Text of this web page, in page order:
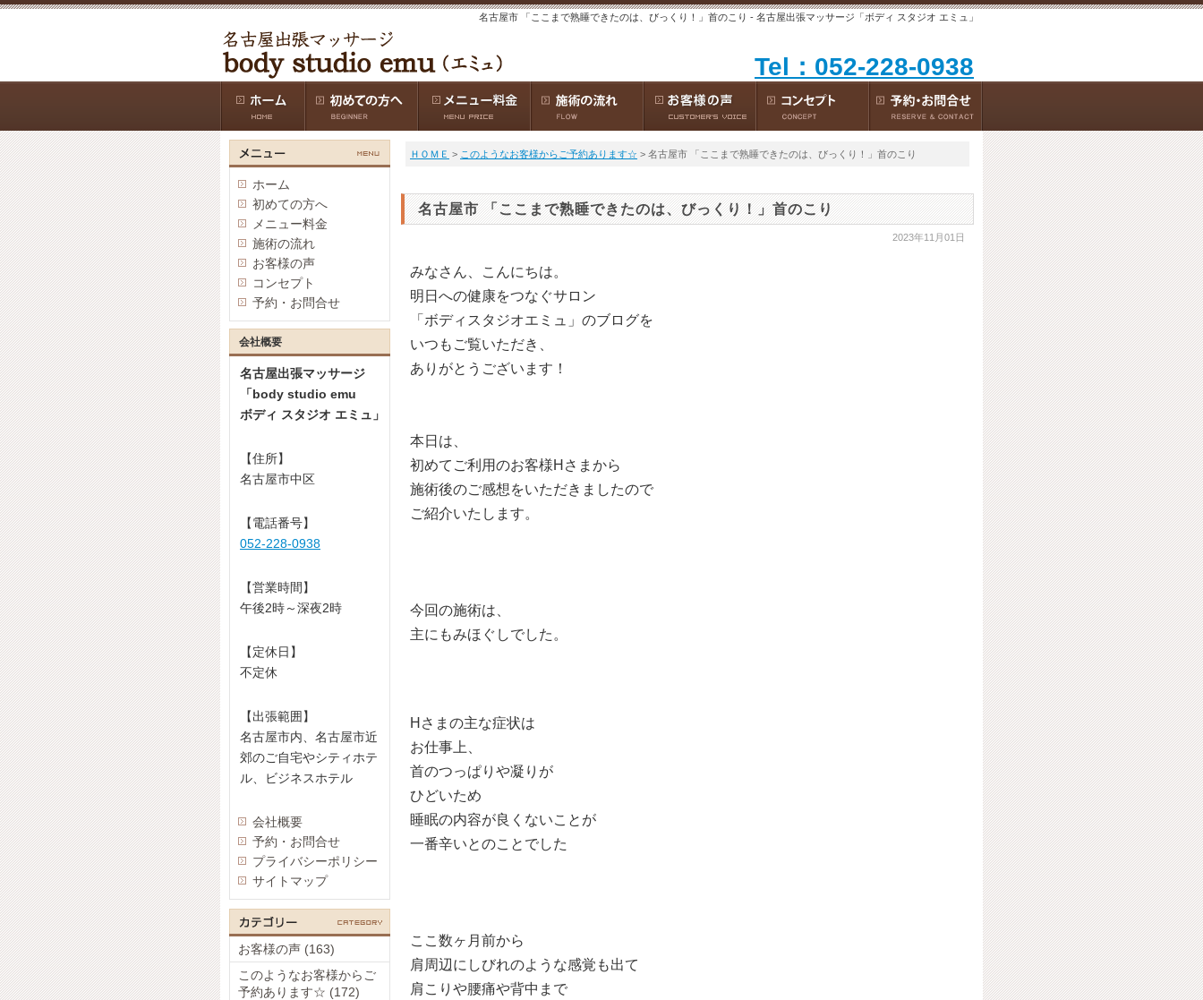
名古屋市 「ここまで熟睡できたのは、びっくり！」首のこり - 名古屋出張マッサージ「ボディ スタジオ エミュ」
Tel：052-228-0938
ＨＯＭＥ > このようなお客様からご予約あります☆ > 名古屋市 「ここまで熟睡できたのは、びっくり！」首のこり
名古屋市 「ここまで熟睡できたのは、びっくり！」首のこり
2023年11月01日
みなさん、こんにちは。
明日への健康をつなぐサロン
「ボディスタジオエミュ」のブログを
いつもご覧いただき、
ありがとうございます！
本日は、
初めてご利用のお客様Hさまから
施術後のご感想をいただきましたので
ご紹介いたします。
今回の施術は、
主にもみほぐしでした。
Hさまの主な症状は
お仕事上、
首のつっぱりや凝りが
ひどいため
睡眠の内容が良くないことが
一番辛いとのことでした
ここ数ヶ月前から
肩周辺にしびれのような感覚も出て
肩こりや腰痛や背中まで
ホーム
初めての方へ
メニュー料金
施術の流れ
お客様の声
コンセプト
予約・お問合せ
会社概要
名古屋出張マッサージ
「body studio emu
ボディ スタジオ エミュ」
【住所】
名古屋市中区
【電話番号】
052-228-0938
【営業時間】
午後2時～深夜2時
【定休日】
不定休
【出張範囲】
名古屋市内、名古屋市近
郊のご自宅やシティホテ
ル、ビジネスホテル
会社概要
予約・お問合せ
プライバシーポリシー
サイトマップ
お客様の声 (163)
このようなお客様からご
予約あります☆ (172)